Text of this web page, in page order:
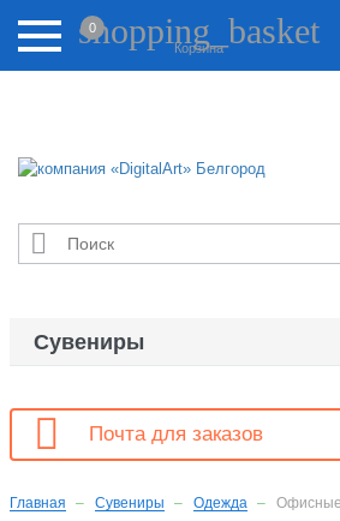
Внимание! Цены на сайте могут
Актуальные цены уточняйте
shopping_basket
Корзина
0

Сувениры
 Почта для заказов
Главная Сувениры Одежда